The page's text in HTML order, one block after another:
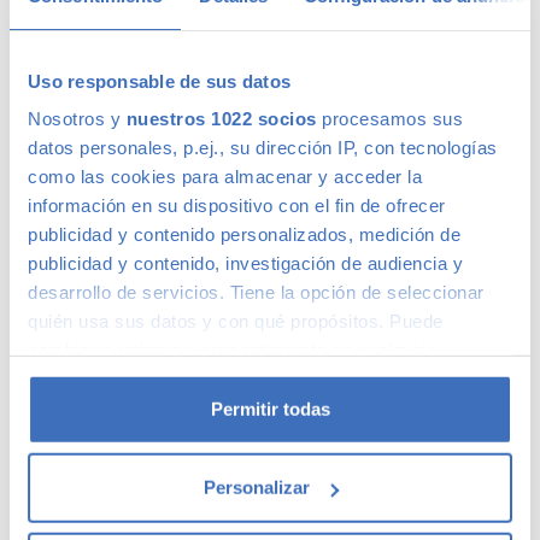
Uso responsable de sus datos
Nosotros y nuestros 1022 socios procesamos sus
datos personales, p.ej., su dirección IP, con tecnologías
como las cookies para almacenar y acceder la
información en su dispositivo con el fin de ofrecer
publicidad y contenido personalizados, medición de
publicidad y contenido, investigación de audiencia y
desarrollo de servicios. Tiene la opción de seleccionar
quién usa sus datos y con qué propósitos. Puede
momento desde la Declaración de cookies o clicando en
el Menú de consentimiento.
Recopilar información sobre su ubicación
geográfica que puede tener una precisión de varios
Permitir todas
Personalizar
Calidad Canalcar
Compra con total tranquilidad, sólo 1 de cada 4 coches
acaba siendo un coche Canalcar.Saber más